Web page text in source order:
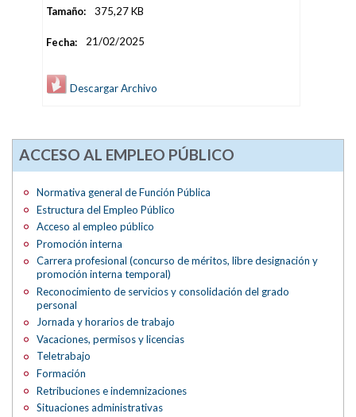
Tamaño: 375,27 KB
Fecha: 21/02/2025
Descargar Archivo
ACCESO AL EMPLEO PÚBLICO
Normativa general de Función Pública
Estructura del Empleo Público
Acceso al empleo público
Promoción interna
Carrera profesional (concurso de méritos, libre designación y
promoción interna temporal)
Reconocimiento de servicios y consolidación del grado
personal
Jornada y horarios de trabajo
Vacaciones, permisos y licencias
Teletrabajo
Formación
Retribuciones e indemnizaciones
Situaciones administrativas